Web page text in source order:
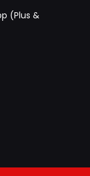
(Plus &